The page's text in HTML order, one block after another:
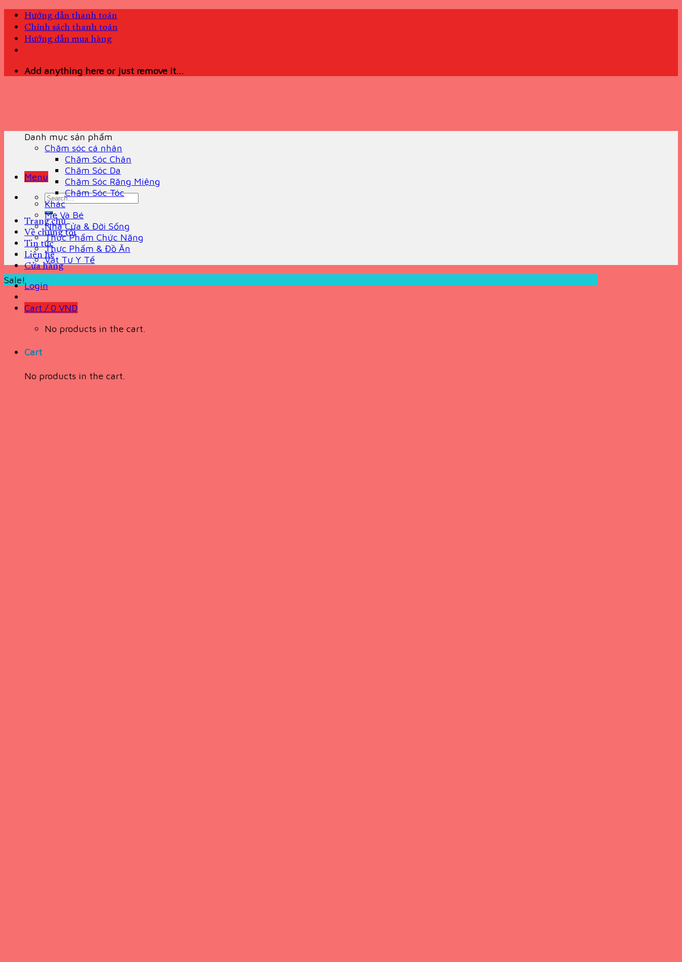
Skip
content
Hướng dẫn thanh toán
Chính sách thanh toán
Hướng dẫn mua hàng
Add anything here or just remove it...
Menu
Search
for:
Trang chủ
Về chúng tôi
Tin tức
Liên hệ
Cửa hàng
Login
Cart /0 VND
No products in the cart.
Cart
No products in the cart.
Danh mục sản phẩm
Chăm sóc cá nhân
Chăm Sóc Chân
Chăm Sóc Da
Chăm Sóc Răng Miệng
Chăm Sóc Tóc
Khác
Mẹ Và Bé
Nhà Cửa & Đời Sống
Thực Phẩm Chức Năng
Thực Phẩm & Đồ Ăn
Vật Tư Y Tế
Sale!